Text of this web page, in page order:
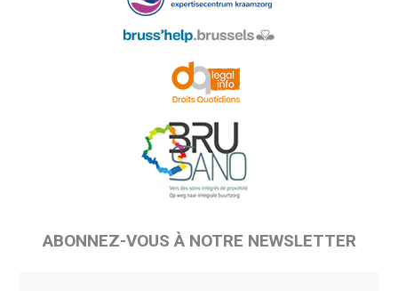
ABONNEZ-VOUS À NOTRE NEWSLETTER